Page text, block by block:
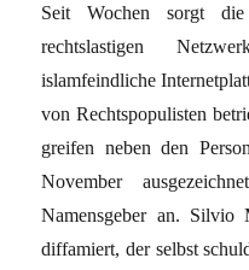
Seit Wochen sorgt die
rechtslastigen
islamfeindliche
von Rechtspopulisten
greifen neben den
November
Namensgeber an.
diffamiert, der selbst